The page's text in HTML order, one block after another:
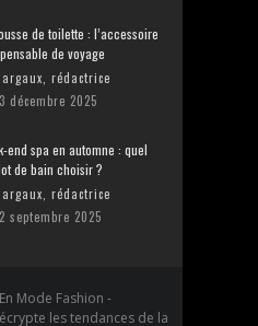
de toilette : l’accessoire
de voyage
rédactrice
décembre 2025
end spa en automne : quel
de bain choisir ?
rédactrice
septembre 2025
Mode Fashion -
les tendances de la